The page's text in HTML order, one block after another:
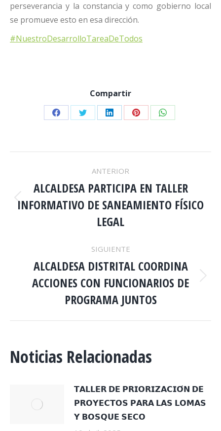
perseverancia y la constancia y como gobierno local
se promueve esto en esa dirección.
#NuestroDesarrolloTareaDeTodos
Compartir
Share
Facebook
Share
Twitter
Share
LinkedIn
Share
Pinterest
Share
WhatsApp
NAVEGACIÓN
ENTRE
PUBLICACIONES
ANTERIOR
Publicación
anterior:
ALCALDESA PARTICIPA EN TALLER
INFORMATIVO DE SANEAMIENTO FÍSICO
LEGAL
SIGUIENTE
Publicación
siguiente:
ALCALDESA DISTRITAL COORDINA
ACCIONES CON FUNCIONARIOS DE
PROGRAMA JUNTOS
Noticias Relacionadas
𝗧𝗔𝗟𝗟𝗘𝗥 𝗗𝗘 𝗣𝗥𝗜𝗢𝗥𝗜𝗭𝗔𝗖𝗜𝗢́𝗡 𝗗𝗘
𝗣𝗥𝗢𝗬𝗘𝗖𝗧𝗢𝗦 𝗣𝗔𝗥𝗔 𝗟𝗔𝗦 𝗟𝗢𝗠𝗔𝗦
𝗬 𝗕𝗢𝗦𝗤𝗨𝗘 𝗦𝗘𝗖𝗢